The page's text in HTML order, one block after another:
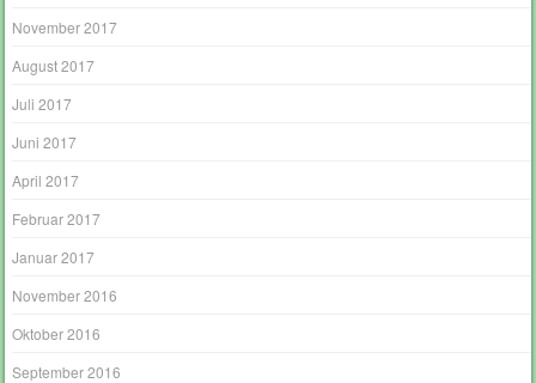
November 2017
August 2017
Juli 2017
Juni 2017
April 2017
Februar 2017
Januar 2017
November 2016
Oktober 2016
September 2016